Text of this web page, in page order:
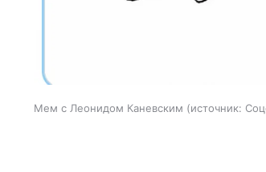
Мем с Леонидом Каневским источник: